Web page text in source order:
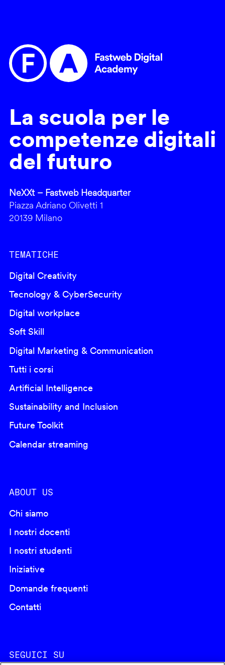
La scuola per le
competenze digitali
del futuro
NeXXt – Fastweb Headquarter
Piazza Adriano Olivetti 1
20139 Milano
TEMATICHE
Digital Creativity
Tecnology & CyberSecurity
Digital workplace
Soft Skill
Digital Marketing & Communication
Tutti i corsi
Artificial Intelligence
Sustainability and Inclusion
Future Toolkit
Calendar streaming
ABOUT US
Chi siamo
I nostri docenti
I nostri studenti
Iniziative
Domande frequenti
Contatti
SEGUICI SU